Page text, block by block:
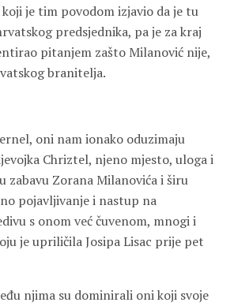
je tim povodom izjavio da je tu
predsjednika, pa je za kraj
pitanjem zašto Milanović nije,
branitelja.
oni nam ionako oduzimaju
Chriztel, njeno mjesto, uloga i
zabavu Zorana Milanovića i širu
pojavljivanje i nastup na
s onom već čuvenom, mnogi i
je upriličila Josipa Lisac prije pet
njima su dominirali oni koji svoje